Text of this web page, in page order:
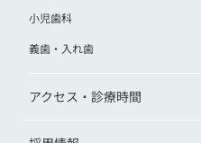
アクセス・診療時間
小児歯科
義歯・入れ歯